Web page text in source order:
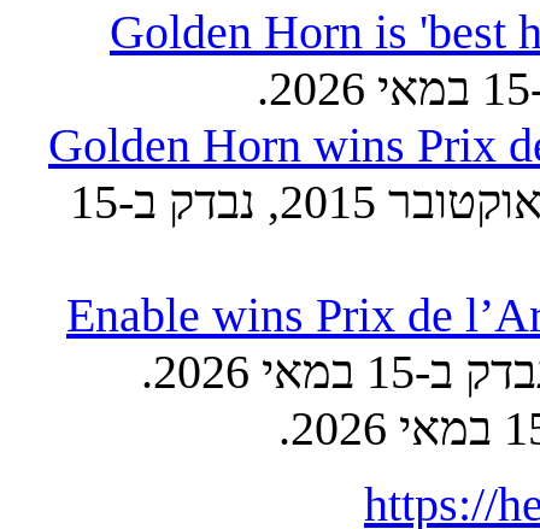
Golden Horn is 'best
Golden Horn wins Prix
, The Guardian, 4 באוקטובר 2015, נבדק ב-15
Enable wins Prix de
https://